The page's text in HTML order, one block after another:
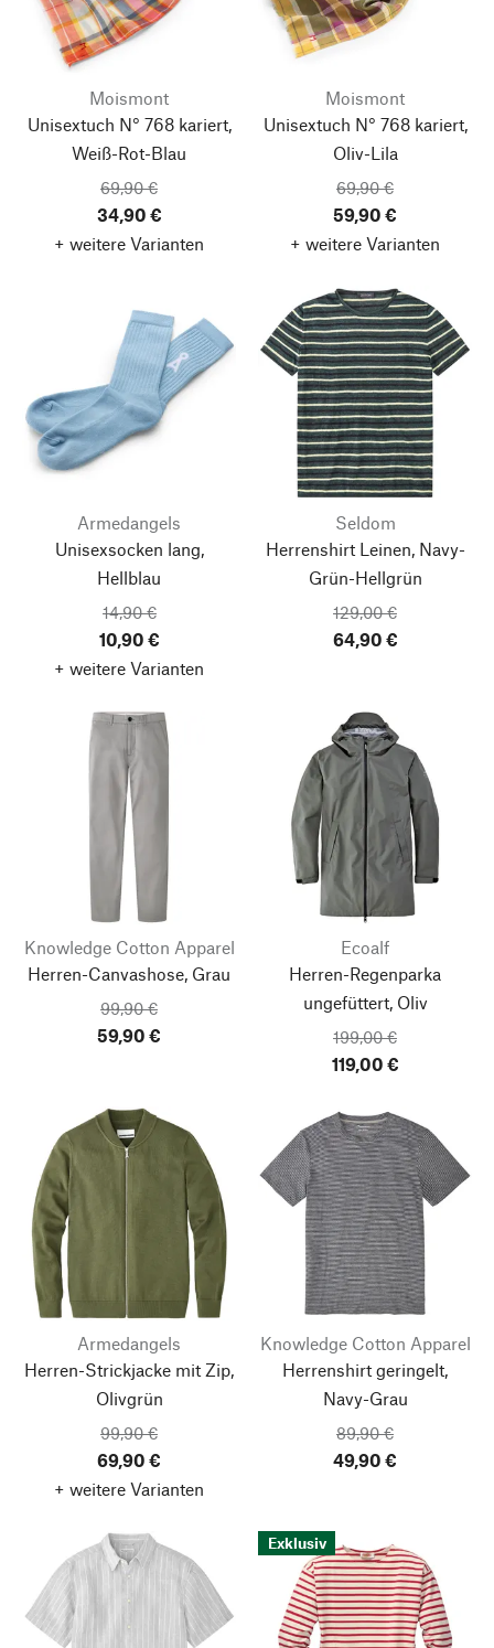
Moismont
Unisextuch N° 768 kariert,
Weiß-Rot-Blau
69,90 €
34,90 €
+ weitere Varianten
Moismont
Unisextuch N° 768 kariert,
Oliv-Lila
69,90 €
59,90 €
+ weitere Varianten
Armedangels
Unisexsocken lang,
Hellblau
14,90 €
10,90 €
+ weitere Varianten
Seldom
Herrenshirt Leinen, Navy-
Grün-Hellgrün
129,00 €
64,90 €
Knowledge Cotton Apparel
Herren-Canvashose, Grau
99,90 €
59,90 €
Ecoalf
Herren-Regenparka
ungefüttert, Oliv
199,00 €
119,00 €
Armedangels
Herren-Strickjacke mit Zip,
Olivgrün
99,90 €
69,90 €
+ weitere Varianten
Knowledge Cotton Apparel
Herrenshirt geringelt,
Navy-Grau
89,90 €
49,90 €
Exklusiv